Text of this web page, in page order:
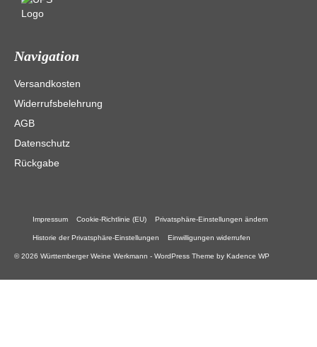
Navigation
Versandkosten
Widerrufsbelehrung
AGB
Datenschutz
Rückgabe
Impressum Cookie-Richtlinie (EU) Privatsphäre-Einstellungen ändern
Historie der Privatsphäre-Einstellungen Einwilligungen widerrufen
© 2026 Württemberger Weine Werkmann - WordPress Theme by Kadence WP